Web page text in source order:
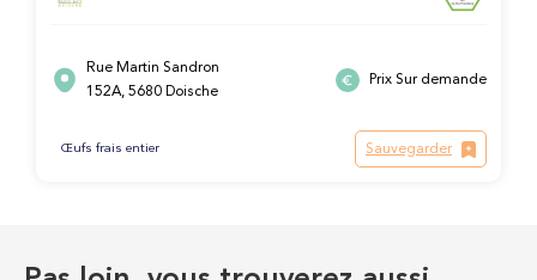
Rue Martin Sandron
152A, 5680 Doische
Prix Sur demande
Œufs frais entier Sauvegarder